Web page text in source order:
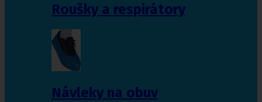
Roušky a respirátory
Návleky na obuv